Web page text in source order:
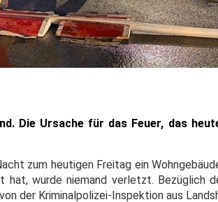
Die Ursache für das Feuer, das
zum heutigen Freitag ein
wurde niemand verletzt. Bezüglich
der Kriminalpolizei-Inspektion aus